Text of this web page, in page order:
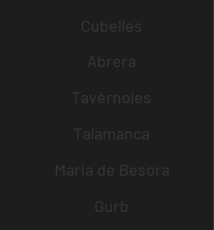
Cubelles
Abrera
Tavèrnoles
Talamanca
Maria de Besora
Gurb